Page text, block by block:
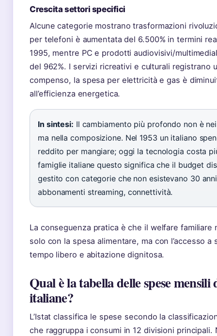
Crescita settori specifici
Alcune categorie mostrano trasformazioni
per telefoni è aumentata del 6.500% in termini
1995, mentre PC e prodotti audiovisivi/
del 962%. I servizi ricreativi e culturali registrano
compenso, la spesa per elettricità e gas è
all’efficienza energetica.
In sintesi: Il cambiamento più profondo non è
ma nella composizione. Nel 1953 un italiano
reddito per mangiare; oggi la tecnologia costa
famiglie italiane questo significa che il budget
gestito con categorie che non esistevano 30
abbonamenti streaming, connettività.
La conseguenza pratica è che il welfare familiare
solo con la spesa alimentare, ma con l’accesso a
tempo libero e abitazione dignitosa.
Qual è la tabella delle spese mensili
italiane?
L’Istat classifica le spese secondo la
che raggruppa i consumi in 12 divisioni principali.